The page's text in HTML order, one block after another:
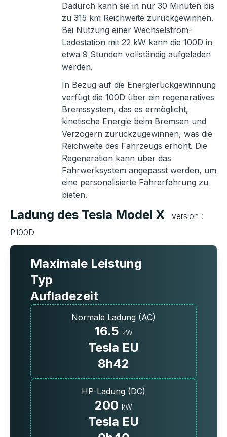
Dadurch kann sie in nur 30 Minuten bis
zu 315 km Reichweite zurückgewinnen.
Bei Nutzung einer Wechselstrom-
Ladestation mit 22 kW kann die 100D in
etwa 9 Stunden vollständig aufgeladen
werden.
In Bezug auf die Energierückgewinnung
verfügt die 100D über ein regeneratives
Bremssystem, das es ermöglicht,
kinetische Energie beim Bremsen und
Verzögern zurückzugewinnen, was die
Reichweite des Fahrzeugs erhöht. Die
Regeneration kann über das
Fahrwerksystem angepasst werden, um
eine personalisierte Fahrerfahrung zu
bieten.
Ladung des Tesla Model X
version :
P100D
Maximale Leistung
Typ
Aufladezeit
Normale Ladung (AC)
16.5 kW
Tesla EU
8h42
HP-Ladung (DC)
200 kW
Tesla EU